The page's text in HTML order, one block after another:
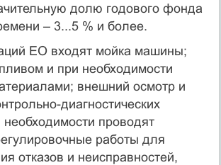
долю годового фонда
– 3...5 % и более.
ЕО входят мойка машины;
и при необходимости
внешний осмотр и
диагностических
проводят
работы для
отказов и неисправностей,